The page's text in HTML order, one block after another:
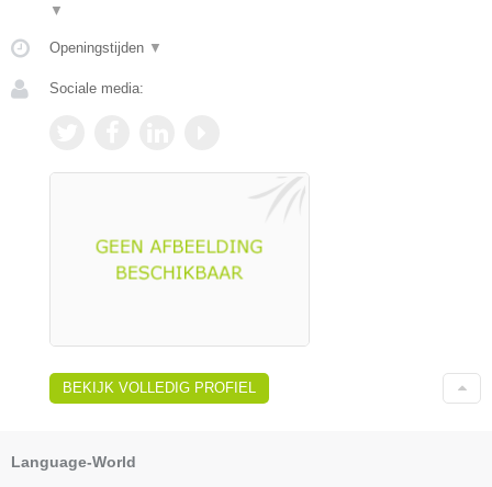
▼
Openingstijden ▼
Sociale media:
BEKIJK VOLLEDIG PROFIEL
Language-World